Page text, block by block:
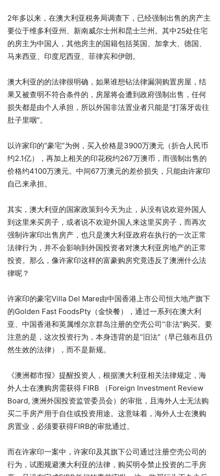
2年多以来，在澳大利亚税务局调查下，已经强制出售的房产主
要位于维多利亚州、新南威尔士州和昆士兰州。其中25处住宅
的房主为中国人，其他房主的国籍包括英国、加拿大、德国、
马来西亚、印度尼西亚、菲律宾和伊朗。
澳大利亚的的法律很明确，如果谁想钻法律漏洞购置房屋，结
果又被查明不符合条件的，房屋将会遭到政府强制出售，任何
损失都是由个人承担，所以外国非法置业者只能是“打落牙齿往
肚子里咽”。
以许家印的“豪宅”为例，买入价格是3900万澳元（折合人民币
约2.1亿），再加上相关的印花税约267万澳币，而强制出售的
价格约4100万澳元。中间67万澳元的差价损失，只能由许家印
自己来承担。
其实，澳大利亚的国家政策到今天为止，从没有说欢迎外国人
到这里来买房子，或者说不欢迎外国人来这里买房子，而再次
强制许家印出售房产，也只是澳大利亚政府在执行的一次正常
法律行为，并不会影响到外国投资者对澳大利亚房地产的正常
投资。那么，像许家印这样的富豪购房究竟违反了澳洲什么法
律呢？
许家印的豪宅Villa Del Mare由中国香港上市公司恒大地产旗下
的Golden Fast FoodsPty（金快餐），通过一系列在澳大利
亚、中国香港和英属维尔京群岛注册的空壳公司“非法”购买。要
注意的是，这次投资行为，本身违背的是“旧法”（早已颁布且仍
然生效的法律），而不是新规。
《澳洲都市报》提醒投资人，根据澳大利亚相关法律规定，海
外人士在澳购房需获得 FIRB （Foreign Investment Review
Board, 澳洲外国投资监管委员会）的审批，且海外人士无法购
买二手房产用于自住或投资用途。这意味着，海外人士在澳购
房置业，必须要获得FIRB的审批通过。
而在许家印一案中，许家印及其旗下公司通过注册空壳公司的
行为，试图规避澳大利亚的法律，购买明令禁止投资的二手房